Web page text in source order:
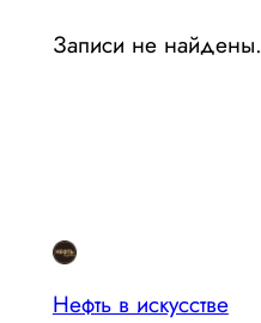
Записи не найдены.
Нефть в искусстве